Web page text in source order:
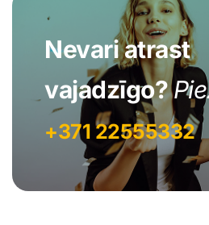
Nevari atrast
vajadzīgo?
+371 22555332